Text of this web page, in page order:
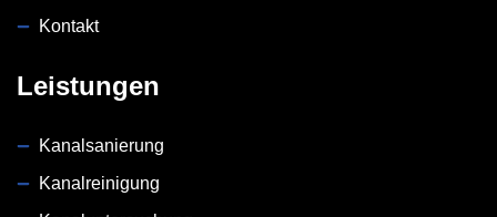
Kontakt
Leistungen
Kanalsanierung
Kanalreinigung